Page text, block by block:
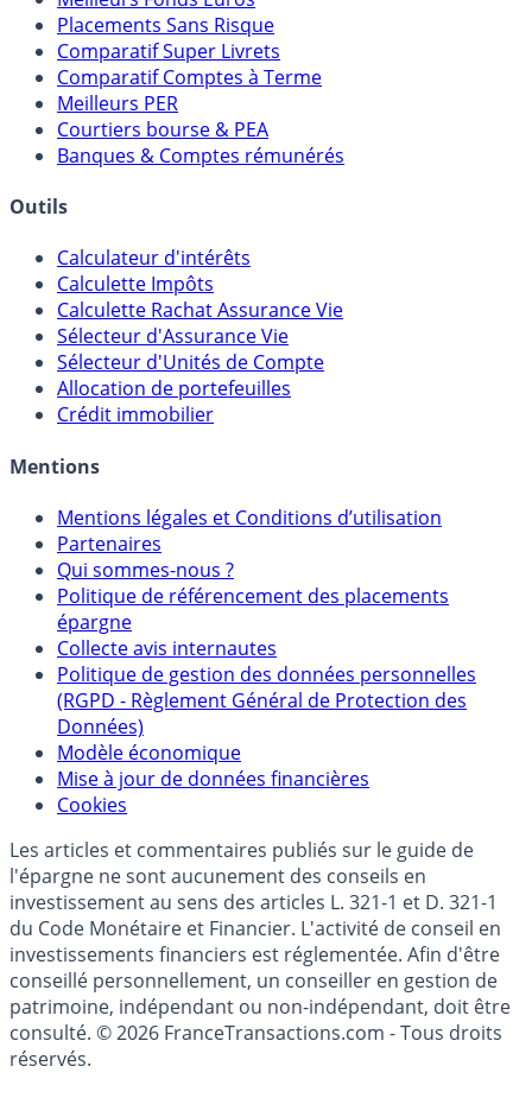
Meilleures Assurances-Vie
Meilleurs Fonds Euros
Placements Sans Risque
Comparatif Super Livrets
Comparatif Comptes à Terme
Meilleurs PER
Banques & Comptes rémunérés
Outils
Calculateur d'intérêts
Calculette Impôts
Calculette Rachat Assurance Vie
Sélecteur d'Assurance Vie
Sélecteur d'Unités de Compte
Crédit immobilier
Mentions
Mentions légales et Conditions d’utilisation
Partenaires
Qui sommes-nous ?
Politique de référencement des placements
épargne
Collecte avis internautes
Politique de gestion des données personnelles
(RGPD - Règlement Général de Protection des
Données)
Modèle économique
Cookies
Les articles et commentaires publiés sur le guide de
l'épargne ne sont aucunement des conseils en
investissement au sens des articles L. 321-1 et D. 321-1
du Code Monétaire et Financier. L'activité de conseil en
investissements financiers est réglementée. Afin d'être
conseillé personnellement, un conseiller en gestion de
patrimoine, indépendant ou non-indépendant, doit être